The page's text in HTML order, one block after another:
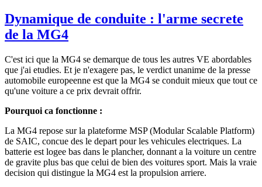
Dynamique de conduite : l'arme secrete
de la MG4
C'est ici que la MG4 se demarque de tous les autres VE abordables
que j'ai etudies. Et je n'exagere pas, le verdict unanime de la presse
automobile europeenne est que la MG4 se conduit mieux que tout ce
qu'une voiture a ce prix devrait offrir.
Pourquoi ca fonctionne :
La MG4 repose sur la plateforme MSP (Modular Scalable Platform)
de SAIC, concue des le depart pour les vehicules electriques. La
batterie est logee bas dans le plancher, donnant a la voiture un centre
de gravite plus bas que celui de bien des voitures sport. Mais la vraie
decision qui distingue la MG4 est la propulsion arriere.